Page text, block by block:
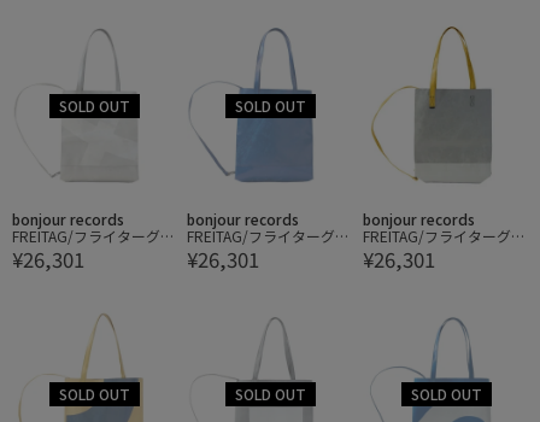
bonjour records
FREITAG/フライターグ M
AURICE BACKPACKABLE
TOTE SMALL
¥26,301
bonjour records
FREITAG/フライターグ M
AURICE BACKPACKABLE
TOTE SMALL
¥26,301
bonjour records
FREITAG/フライターグ M
AURICE BACKPACKABLE
TOTE SMALL
¥26,301